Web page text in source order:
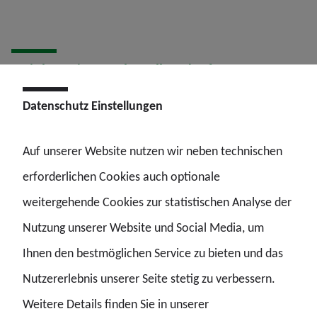
„Wir benötigen mehr Vollzugskräfte, IT-
Expertinnen und -Experten, Tarifbeschäftigte und
Verwaltungsbeamtinnen und -beamte. Nur im
bekämpfen.“
Datenschutz Einstellungen
Auf unserer Website nutzen wir neben technischen
erforderlichen Cookies auch optionale
weitergehende Cookies zur statistischen Analyse der
Nutzung unserer Website und Social Media, um
Ihnen den bestmöglichen Service zu bieten und das
Nutzererlebnis unserer Seite stetig zu verbessern.
Weitere Details finden Sie in unserer